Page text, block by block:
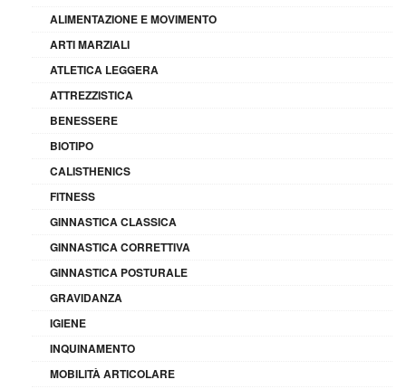
ALIMENTAZIONE E MOVIMENTO
ARTI MARZIALI
ATLETICA LEGGERA
ATTREZZISTICA
BENESSERE
BIOTIPO
CALISTHENICS
FITNESS
GINNASTICA CLASSICA
GINNASTICA CORRETTIVA
GINNASTICA POSTURALE
GRAVIDANZA
IGIENE
INQUINAMENTO
MOBILITÀ ARTICOLARE